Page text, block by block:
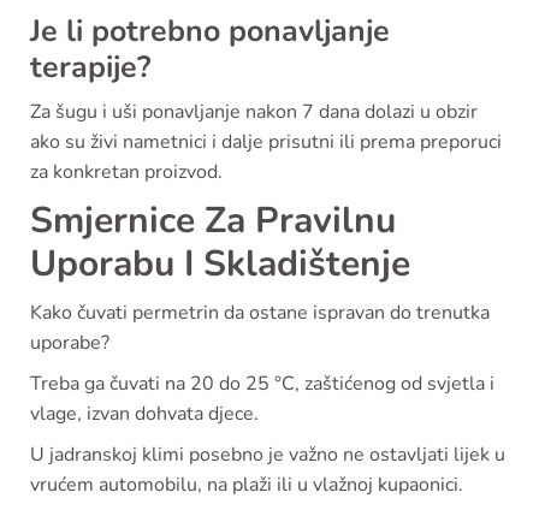
Je li potrebno ponavljanje
terapije?
Za šugu i uši ponavljanje nakon 7 dana dolazi u obzir
ako su živi nametnici i dalje prisutni ili prema preporuci
za konkretan proizvod.
Smjernice Za Pravilnu
Uporabu I Skladištenje
Kako čuvati permetrin da ostane ispravan do trenutka
uporabe?
Treba ga čuvati na 20 do 25 °C, zaštićenog od svjetla i
vlage, izvan dohvata djece.
U jadranskoj klimi posebno je važno ne ostavljati lijek u
vrućem automobilu, na plaži ili u vlažnoj kupaonici.